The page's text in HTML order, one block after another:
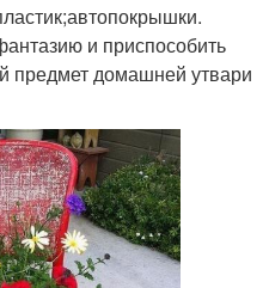
и приспособить
предмет домашней утвари